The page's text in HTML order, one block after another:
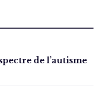
de l’autisme